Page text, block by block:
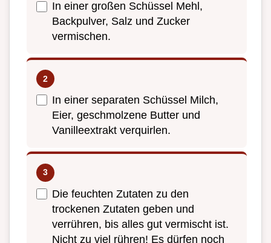
In einer großen Schüssel Mehl,
Backpulver, Salz und Zucker
vermischen.
In einer separaten Schüssel Milch,
Eier, geschmolzene Butter und
Vanilleextrakt verquirlen.
Die feuchten Zutaten zu den
trockenen Zutaten geben und
verrühren, bis alles gut vermischt ist.
Nicht zu viel rühren! Es dürfen noch